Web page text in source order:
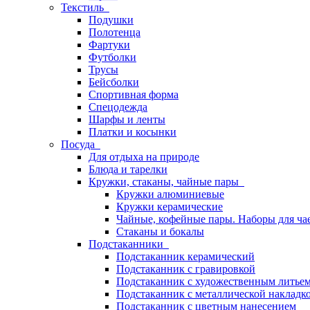
Текстиль
Подушки
Полотенца
Фартуки
Футболки
Трусы
Бейсболки
Спортивная форма
Спецодежда
Шарфы и ленты
Платки и косынки
Посуда
Для отдыха на природе
Блюда и тарелки
Кружки, стаканы, чайные пары
Кружки алюминиевые
Кружки керамические
Чайные, кофейные пары. Наборы для
Стаканы и бокалы
Подстаканники
Подстаканник керамический
Подстаканник c гравировкой
Подстаканник с художественным
Подстаканник с металлической
Подстаканник с цветным нанесением